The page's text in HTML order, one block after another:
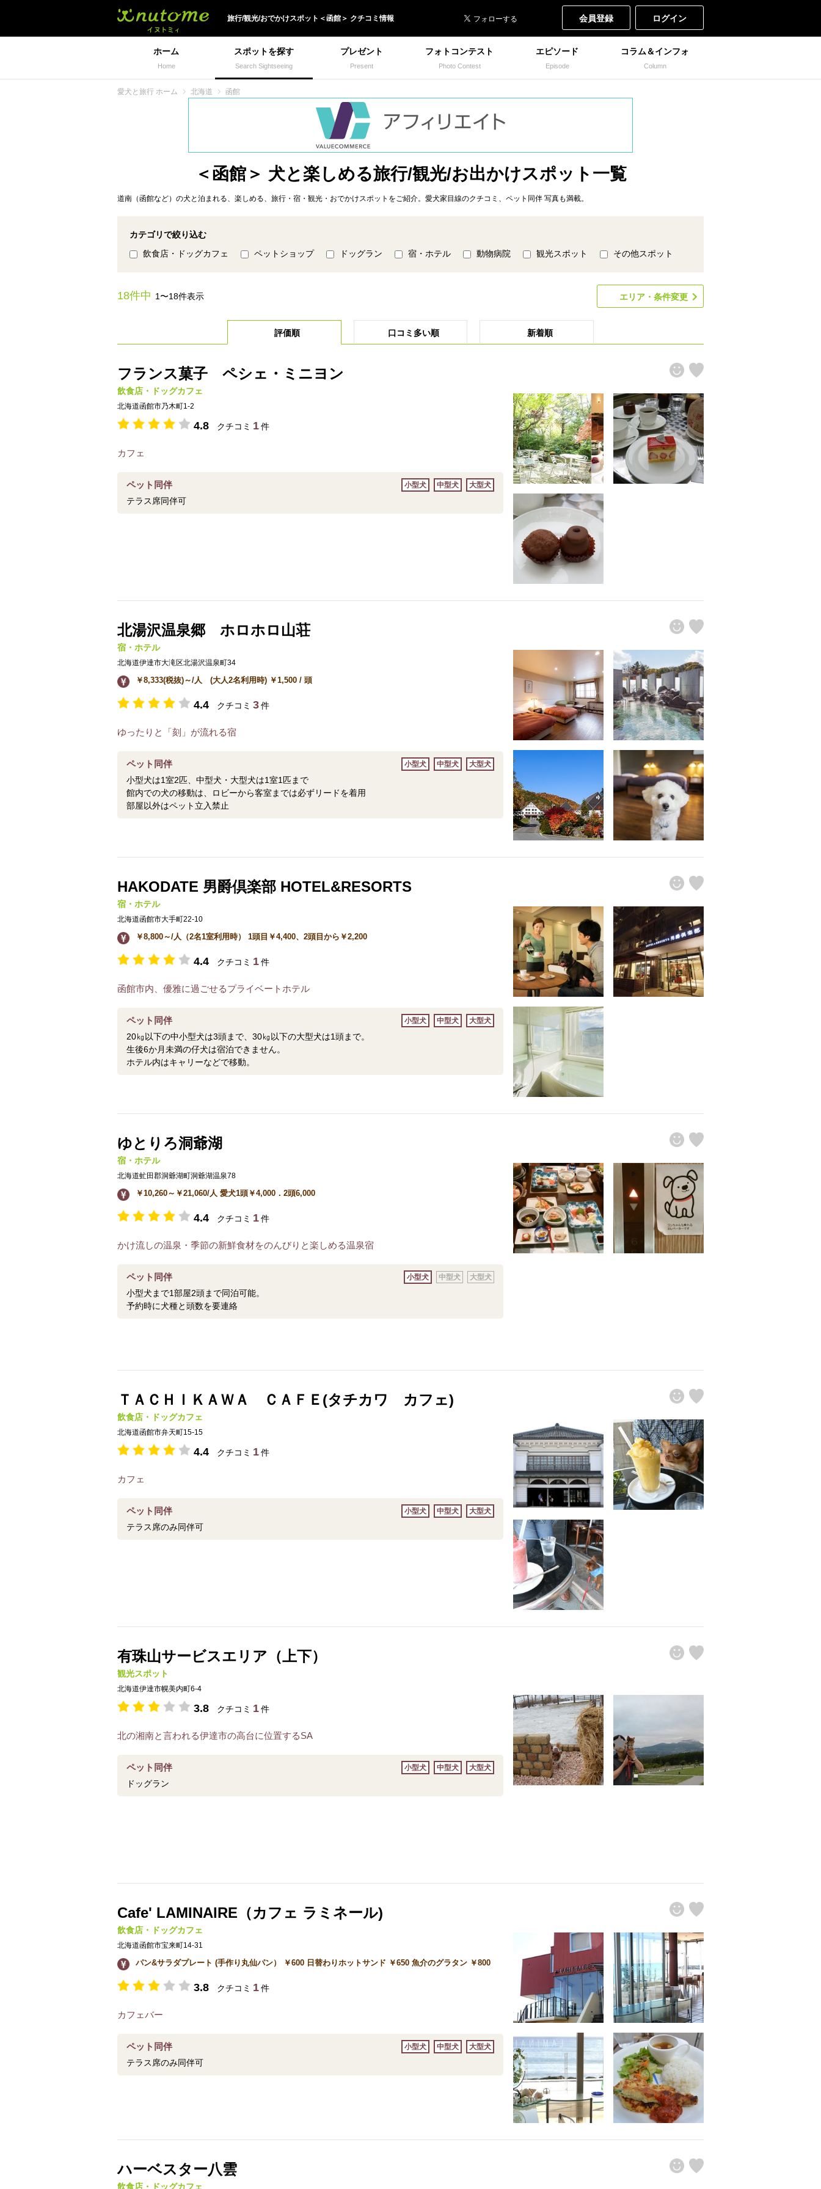
旅行/観光/おでかけスポット＜函館 ＞ クチコミ情報 会員登録 ログイン
ホーム
Home
スポットを探す
Search Sightseeing
プレゼント
Present
フォトコンテスト
Photo Contest
エピソード
Episode
コラム＆インフォ
Column
愛犬と旅行 ホーム 北海道 函館
＜函館＞ 犬と楽しめる旅行/観光/お出かけスポット一覧
道南（函館など）の犬と泊まれる、楽しめる、旅行・宿・観光・おでかけスポットをご紹介。愛犬家目線のクチコミ、ペット同伴 写真も満載。
カテゴリで絞り込む
飲食店・ドッグカフェ
ペットショップ ドッグラン 宿・ホテル 動物病院 観光スポット その他スポット
18件中 1〜18件表示 エリア・条件変更
評価順 口コミ多い順 新着順
フランス菓子 ペシェ・ミニヨン
飲食店・ドッグカフェ
北海道函館市乃木町1-2
4.8 クチコミ 1件
カフェ
ペット同伴
テラス席同伴可
小型犬 中型犬 大型犬
北湯沢温泉郷 ホロホロ山荘
宿・ホテル
北海道伊達市大滝区北湯沢温泉町34
￥8,333(税抜)～/人 (大人2名利用時) ￥1,500 / 頭
4.4 クチコミ 3件
ゆったりと「刻」が流れる宿
ペット同伴
小型犬は1室2匹、中型犬・大型犬は1室1匹まで
館内での犬の移動は、ロビーから客室までは必ずリードを着用
部屋以外はペット立入禁止
小型犬 中型犬 大型犬
HAKODATE 男爵倶楽部 HOTEL&RESORTS
宿・ホテル
北海道函館市大手町22-10
￥8,800～/人（2名1室利用時） 1頭目￥4,400、2頭目から￥2,200
4.4 クチコミ 1件
函館市内、優雅に過ごせるプライベートホテル
ペット同伴
20㎏以下の中小型犬は3頭まで、30㎏以下の大型犬は1頭まで。
生後6か月未満の仔犬は宿泊できません。
ホテル内はキャリーなどで移動。
小型犬 中型犬 大型犬
ゆとりろ洞爺湖
宿・ホテル
北海道虻田郡洞爺湖町洞爺湖温泉78
￥10,260～￥21,060/人 愛犬1頭￥4,000．2頭6,000
4.4 クチコミ 1件
かけ流しの温泉・季節の新鮮食材をのんびりと楽しめる温泉宿
ペット同伴
小型犬まで1部屋2頭まで同泊可能。
予約時に犬種と頭数を要連絡
小型犬 中型犬 大型犬
ＴＡＣＨＩＫＡＷＡ ＣＡＦＥ(タチカワ カフェ)
飲食店・ドッグカフェ
北海道函館市弁天町15-15
4.4 クチコミ 1件
カフェ
ペット同伴
テラス席のみ同伴可
小型犬 中型犬 大型犬
有珠山サービスエリア（上下）
観光スポット
北海道伊達市幌美内町6-4
3.8 クチコミ 1件
北の湘南と言われる伊達市の高台に位置するSA
ペット同伴
ドッグラン
小型犬 中型犬 大型犬
Cafe' LAMINAIRE（カフェ ラミネール)
飲食店・ドッグカフェ
北海道函館市宝来町14-31
パン&サラダプレート (手作り丸仙パン） ￥600 日替わりホットサンド ￥650 魚介のグラタン ￥800
3.8 クチコミ 1件
カフェバー
ペット同伴
テラス席のみ同伴可
小型犬 中型犬 大型犬
ハーベスター八雲
飲食店・ドッグカフェ